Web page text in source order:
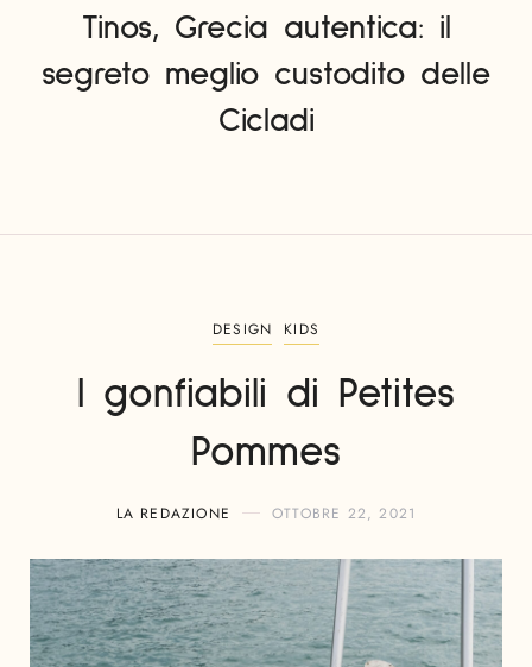
Tinos, Grecia autentica: il
segreto meglio custodito delle
Cicladi
DESIGN KIDS
I gonfiabili di Petites
Pommes
LA REDAZIONE OTTOBRE 22, 2021